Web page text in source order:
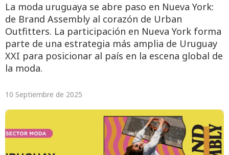
La moda uruguaya se abre paso en Nueva York:
de Brand Assembly al corazón de Urban
Outfitters. La participación en Nueva York forma
parte de una estrategia más amplia de Uruguay
XXI para posicionar al país en la escena global de
la moda.
10 Septiembre de 2025